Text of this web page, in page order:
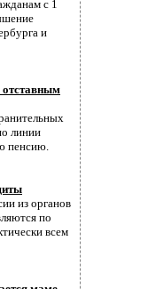
с 1
и
линии
пенсию.
из органов
по
всем